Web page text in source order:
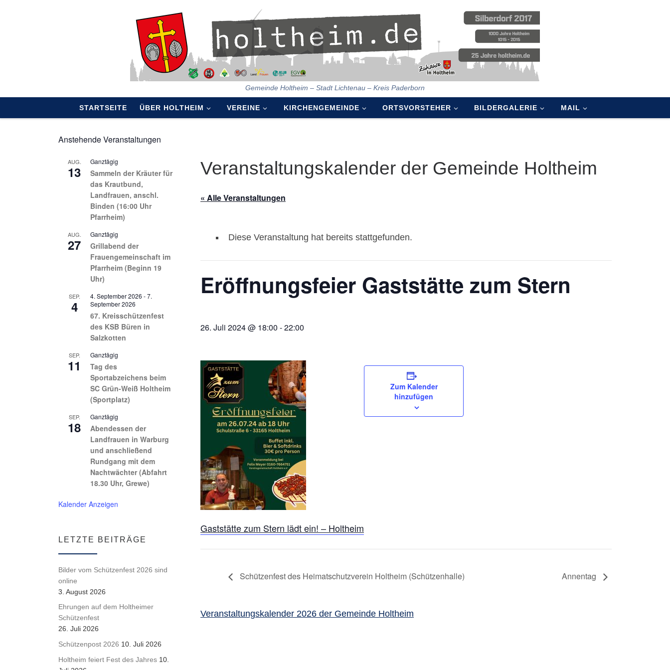
Gemeinde Holtheim – Stadt Lichtenau – Kreis Paderborn
STARTSEITE ÜBER HOLTHEIM VEREINE KIRCHENGEMEINDE ORTSVORSTEHER BILDERGALERIE MAIL
Veranstaltungskalender der Gemeinde Holtheim
« Alle Veranstaltungen
Diese Veranstaltung hat bereits stattgefunden.
Eröffnungsfeier Gaststätte zum Stern
26. Juli 2024 @ 18:00 -22:00
Gaststätte zum Stern lädt ein! – Holtheim
Zum Kalender
hinzufügen
Schützenfest des Heimatschutzverein Holtheim (Schützenhalle) Annentag
Veranstaltungskalender 2026 der Gemeinde Holtheim
Anstehende Veranstaltungen
AUG.
13
Ganztägig
Sammeln der Kräuter für
das Krautbund,
Landfrauen, anschl.
Binden (16:00 Uhr
Pfarrheim)
AUG.
27
Ganztägig
Grillabend der
Frauengemeinschaft im
Pfarrheim (Beginn 19
Uhr)
SEP.
4
4. September 2026 -7.
September 2026
67. Kreisschützenfest
des KSB Büren in
Salzkotten
SEP.
11
Ganztägig
Tag des
Sportabzeichens beim
SC Grün-Weiß Holtheim
(Sportplatz)
SEP.
18
Ganztägig
Abendessen der
Landfrauen in Warburg
und anschließend
Rundgang mit dem
Nachtwächter (Abfahrt
18.30 Uhr, Grewe)
Kalender Anzeigen
LETZTE BEITRÄGE
Bilder vom Schützenfest 2026 sind
online
3. August 2026
Ehrungen auf dem Holtheimer
Schützenfest
26. Juli 2026
Schützenpost 2026 10. Juli 2026
Holtheim feiert Fest des Jahres 10.